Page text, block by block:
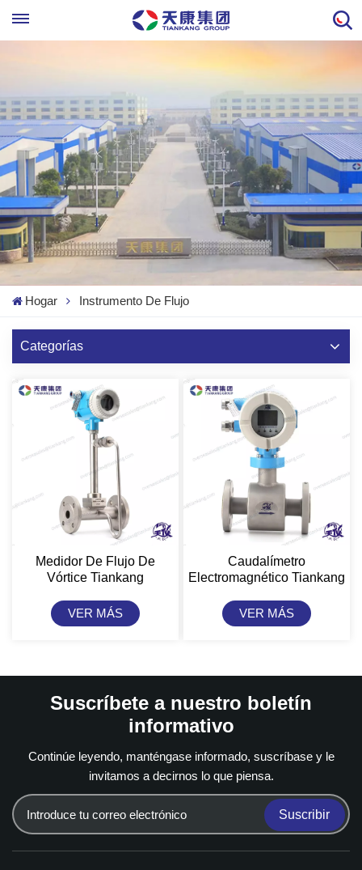
Hogar Instrumento De Flujo
Categorías
Medidor De Flujo De
Vórtice Tiankang
VER MÁS
Caudalímetro
Electromagnético Tiankang
VER MÁS
Suscríbete a nuestro boletín
informativo
Continúe leyendo, manténgase informado, suscríbase y le
invitamos a decirnos lo que piensa.
Suscribir